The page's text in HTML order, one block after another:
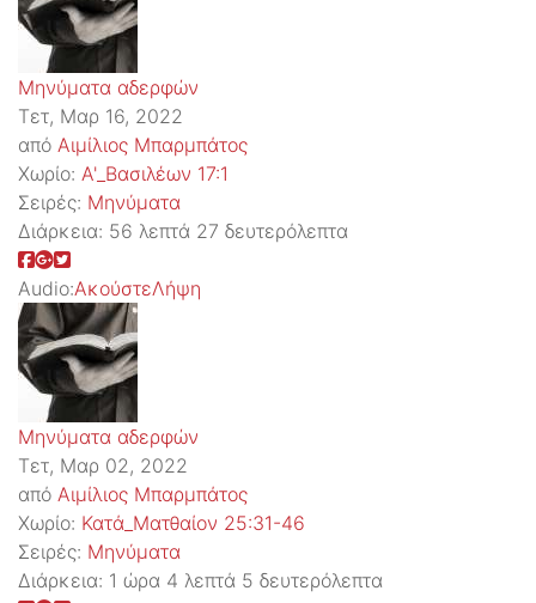
Μηνύματα αδερφών
Τετ, Μαρ 16, 2022
από Αιμίλιος Μπαρμπάτος
Χωρίο: Α'_Βασιλέων 17:1
Σειρές: Μηνύματα
Διάρκεια: 56 λεπτά 27 δευτερόλεπτα
Audio:ΑκούστεΛήψη
Μηνύματα αδερφών
Τετ, Μαρ 02, 2022
από Αιμίλιος Μπαρμπάτος
Χωρίο: Κατά_Ματθαίον 25:31-46
Σειρές: Μηνύματα
Διάρκεια: 1 ώρα 4 λεπτά 5 δευτερόλεπτα